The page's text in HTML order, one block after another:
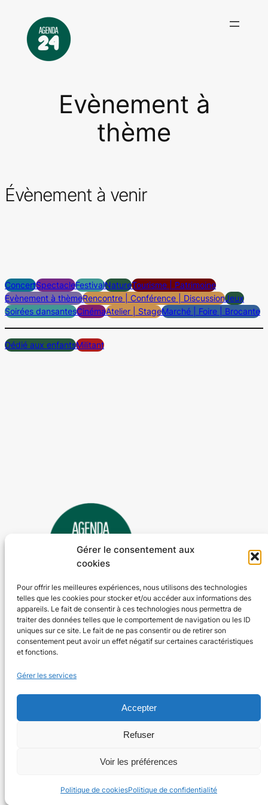
Gérer le consentement aux
cookies
Pour offrir les meilleures expériences, nous utilisons des technologies
telles que les cookies pour stocker et/ou accéder aux informations des
appareils. Le fait de consentir à ces technologies nous permettra de
traiter des données telles que le comportement de navigation ou les ID
uniques sur ce site. Le fait de ne pas consentir ou de retirer son
consentement peut avoir un effet négatif sur certaines caractéristiques
et fonctions.
Gérer les services
Accepter
Refuser
Voir les préférences
Politique de cookiesPolitique de confidentialité
contenu
Evènement à
thème
Évènement à venir
ConcertSpectacleFestivalNatureTourisme | Patrimoine
Evènement à thèmeRencontre | Conférence | DiscussionJeux
Soirées dansantesCinémaAtelier | StageMarché | Foire | Brocante
Dédié aux enfantsMilitant
Agenda 24
L'agenda des manifestations et activités en Dordogne
Tous les événements
Plus d’activités
S’abonner par mail
Nos valeurs
Mentions légales
WordPress